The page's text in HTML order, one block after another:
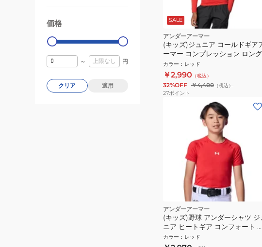
SALE
アンダーアーマー
(キッズ)ジュニア コールドギア
ーマー コンプレッション ロング
スリーブ モックネック シャツ
1375390 600
カラー ： レッド
￥2,990 （税込）
32%OFF ￥4,400（税込）
27ポイント
アンダーアーマー
(キッズ)野球 アンダーシャツ ジ
ニア ヒートギア コンフォート フ
ィッティド 半袖クルーネックシャ
ツ 6012724 600
カラー ： レッド
価格
0
～ 円
クリア 適用